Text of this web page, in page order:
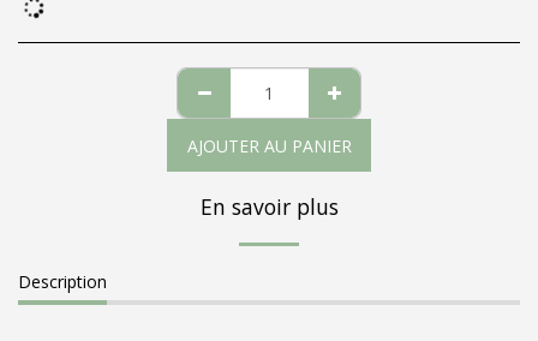
AJOUTER AU PANIER
En savoir plus
Description